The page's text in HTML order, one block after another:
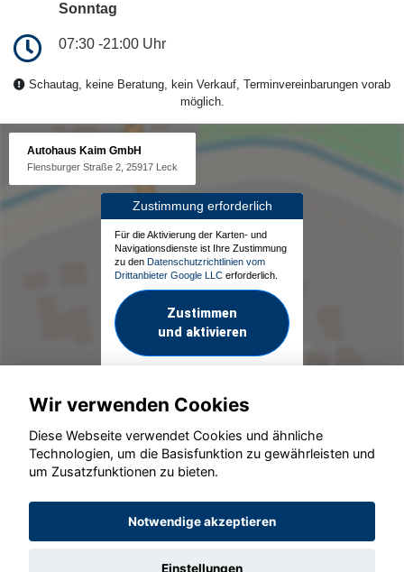
Sonntag
07:30 -21:00 Uhr
Schautag, keine Beratung, kein Verkauf, Terminvereinbarungen vorab
möglich.
Autohaus Kaim GmbH
Flensburger Straße 2, 25917 Leck
Zustimmung erforderlich
Für die Aktivierung der Karten- und
Navigationsdienste ist Ihre Zustimmung
zu den Datenschutzrichtlinien vom
Drittanbieter Google LLC erforderlich.
Zustimmen
und aktivieren
© konjunkturmotor.de GmbH 2020 - 2026
Wir verwenden Cookies
Diese Webseite verwendet Cookies und ähnliche
Technologien, um die Basisfunktion zu gewährleisten und
um Zusatzfunktionen zu bieten.
Notwendige akzeptieren
Einstellungen